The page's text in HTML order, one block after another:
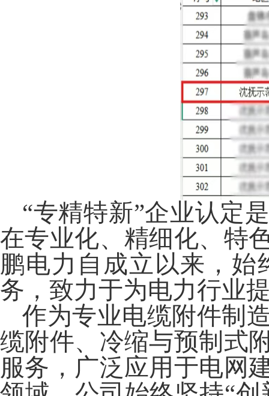
“专精特新”企业认定
在专业化、精细化、特
鹏电力 自成立以来，始
务，致力于为电力行业
作为专业电缆附件制
缆附件、冷缩与预制式
服务，广泛应用于电网